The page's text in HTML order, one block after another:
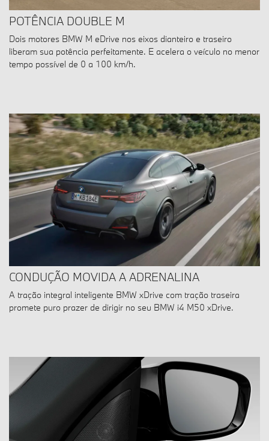
POTÊNCIA DOUBLE M
Dois motores BMW M eDrive nos eixos dianteiro e traseiro
liberam sua potência perfeitamente. E acelera o veículo no menor
tempo possível de 0 a 100 km/h.
CONDUÇÃO MOVIDA A ADRENALINA
A tração integral inteligente BMW xDrive com tração traseira
promete puro prazer de dirigir no seu BMW i4 M50 xDrive.